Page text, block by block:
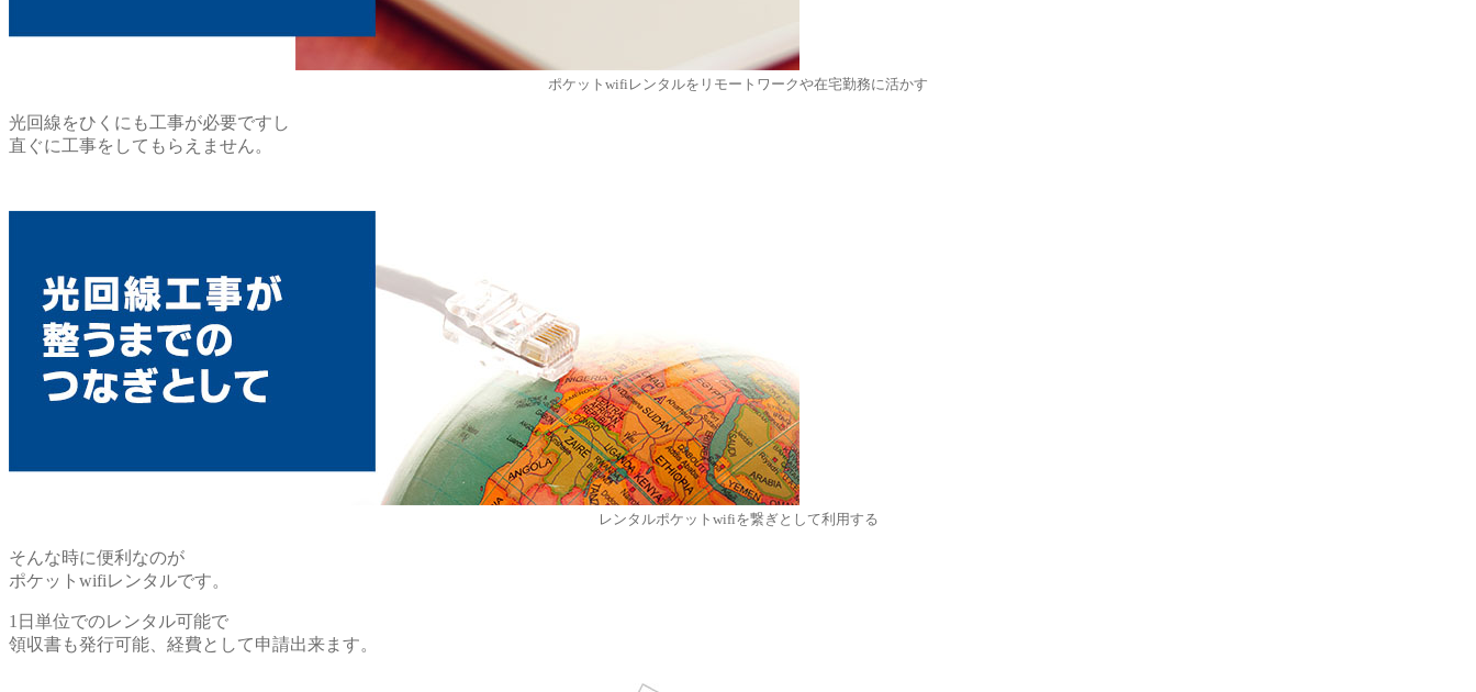
ポケットwifiレンタルをリモートワークや在宅勤務に活かす
光回線をひくにも工事が必要ですし
直ぐに工事をしてもらえません。
レンタルポケットwifiを繋ぎとして利用する
そんな時に便利なのが
ポケットwifiレンタルです。
1日単位でのレンタル可能で
領収書も発行可能、経費として申請出来ます。